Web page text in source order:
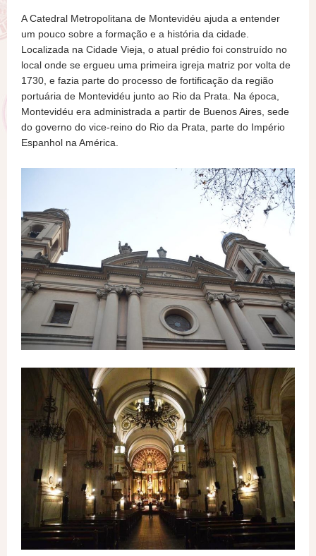
A Catedral Metropolitana de Montevidéu ajuda a entender
um pouco sobre a formação e a história da cidade.
Localizada na Cidade Vieja, o atual prédio foi construído no
local onde se ergueu uma primeira igreja matriz por volta de
1730, e fazia parte do processo de fortificação da região
portuária de Montevidéu junto ao Rio da Prata. Na época,
Montevidéu era administrada a partir de Buenos Aires, sede
do governo do vice-reino do Rio da Prata, parte do Império
Espanhol na América.